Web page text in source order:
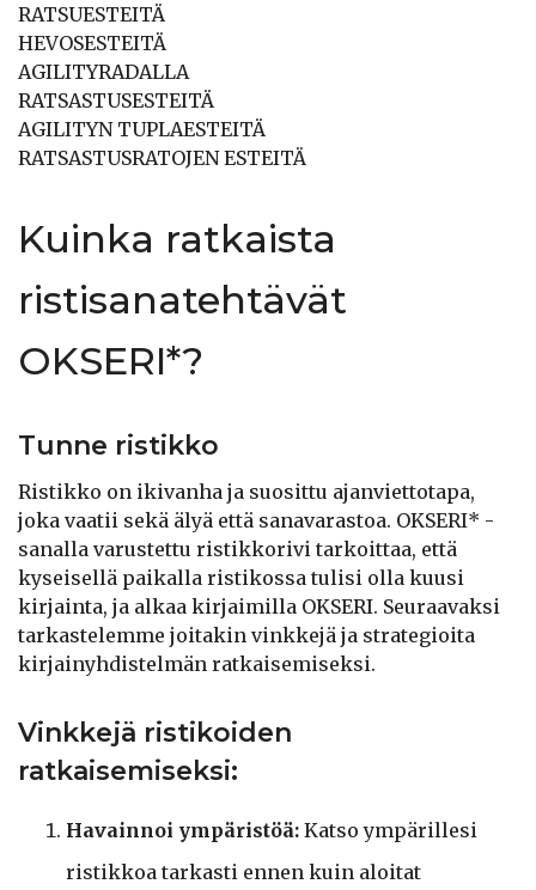
RATSUESTEITÄ
HEVOSESTEITÄ
AGILITYRADALLA
RATSASTUSESTEITÄ
AGILITYN TUPLAESTEITÄ
RATSASTUSRATOJEN ESTEITÄ
Kuinka ratkaista
ristisanatehtävät
OKSERI*?
Tunne ristikko
Ristikko on ikivanha ja suosittu ajanviettotapa,
joka vaatii sekä älyä että sanavarastoa. OKSERI* -
sanalla varustettu ristikkorivi tarkoittaa, että
kyseisellä paikalla ristikossa tulisi olla kuusi
kirjainta, ja alkaa kirjaimilla OKSERI. Seuraavaksi
tarkastelemme joitakin vinkkejä ja strategioita
kirjainyhdistelmän ratkaisemiseksi.
Vinkkejä ristikoiden
ratkaisemiseksi:
Havainnoi ympäristöä: Katso ympärillesi
ristikkoa tarkasti ennen kuin aloitat